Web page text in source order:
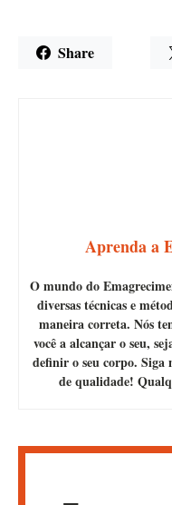
Share
Aprenda a
O mundo do
diversas técnicas e
maneira correta. Nós
você a alcançar o seu,
definir o seu corpo. Siga
de qualidade!